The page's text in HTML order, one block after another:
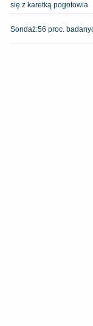
się z karetką pogotowia
​Sondaż:56 proc.